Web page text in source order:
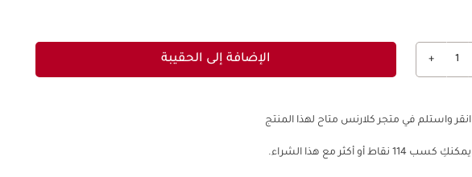
1
+ الإضافة إلى الحقيبة
انقر واستلم في متجر كلارنس متاح لهذا المنتج
يمكنكِ كسب 114 نقاط أو أكثر مع هذا الشراء.